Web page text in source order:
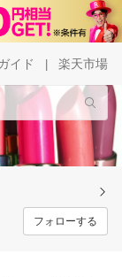
イド 楽天市場
フォローする